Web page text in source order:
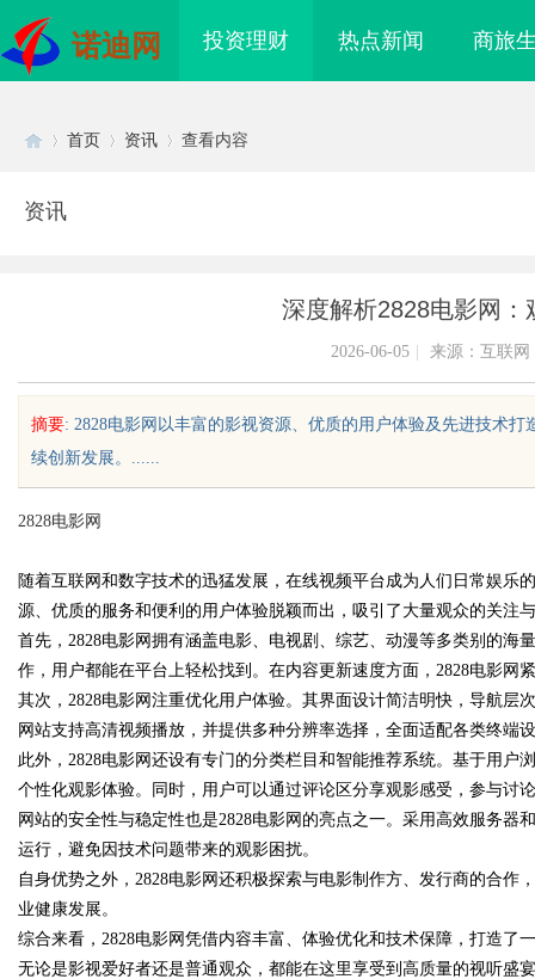
诺迪网 投资理财 热点新闻 商旅
uz
!
首页 资讯 查看内容
资讯
深度解析2828电影网：
2026-06-05 来源：互联网
摘要: 2828电影网以丰富的影视资源、优质的用户体验及先进技术
续创新发展。......
2828电影网
随着互联网和数字技术的迅猛发展，在线视频平台成为人们日常娱乐
源、优质的服务和便利的用户体验脱颖而出，吸引了大量观众的关注
首先，2828电影网拥有涵盖电影、电视剧、综艺、动漫等多类别的海
作，用户都能在平台上轻松找到。在内容更新速度方面，2828电影网
其次，2828电影网注重优化用户体验。其界面设计简洁明快，导航
网站支持高清视频播放，并提供多种分辨率选择，全面适配各类终端
此外，2828电影网还设有专门的分类栏目和智能推荐系统。基于用
个性化观影体验。同时，用户可以通过评论区分享观影感受，参与讨
网站的安全性与稳定性也是2828电影网的亮点之一。采用高效服务
运行，避免因技术问题带来的观影困扰。
自身优势之外，2828电影网还积极探索与电影制作方、发行商的合
业健康发展。
综合来看，2828电影网凭借内容丰富、体验优化和技术保障，打造
无论是影视爱好者还是普通观众，都能在这里享受到高质量的视听盛
实验室，标准化研
花钱，ai却天天给他免费派单？